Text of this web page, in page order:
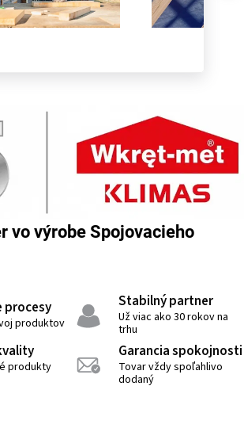
vo výrobe Spojovacieho
procesy
produktov
Stabilný partner
Už viac ako 30 rokov na
trhu
produkty
Garancia spokojnosti
Tovar vždy spoľahlivo
dodaný